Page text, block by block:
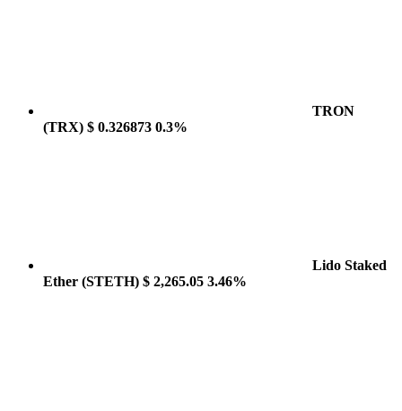
TRON
(TRX) $ 0.326873 0.3%
Lido Staked
Ether (STETH) $ 2,265.05 3.46%